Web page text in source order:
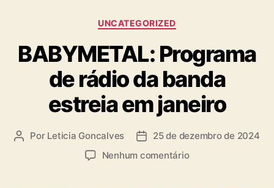
C
t
e
g
o
r
i
a
s
UNCATEGORIZED
BABYMETAL: Programa
de rádio da banda
estreia em janeiro
A Por Leticia Goncalves
D 25 de dezembro de 2024
Nenhum comentárioe